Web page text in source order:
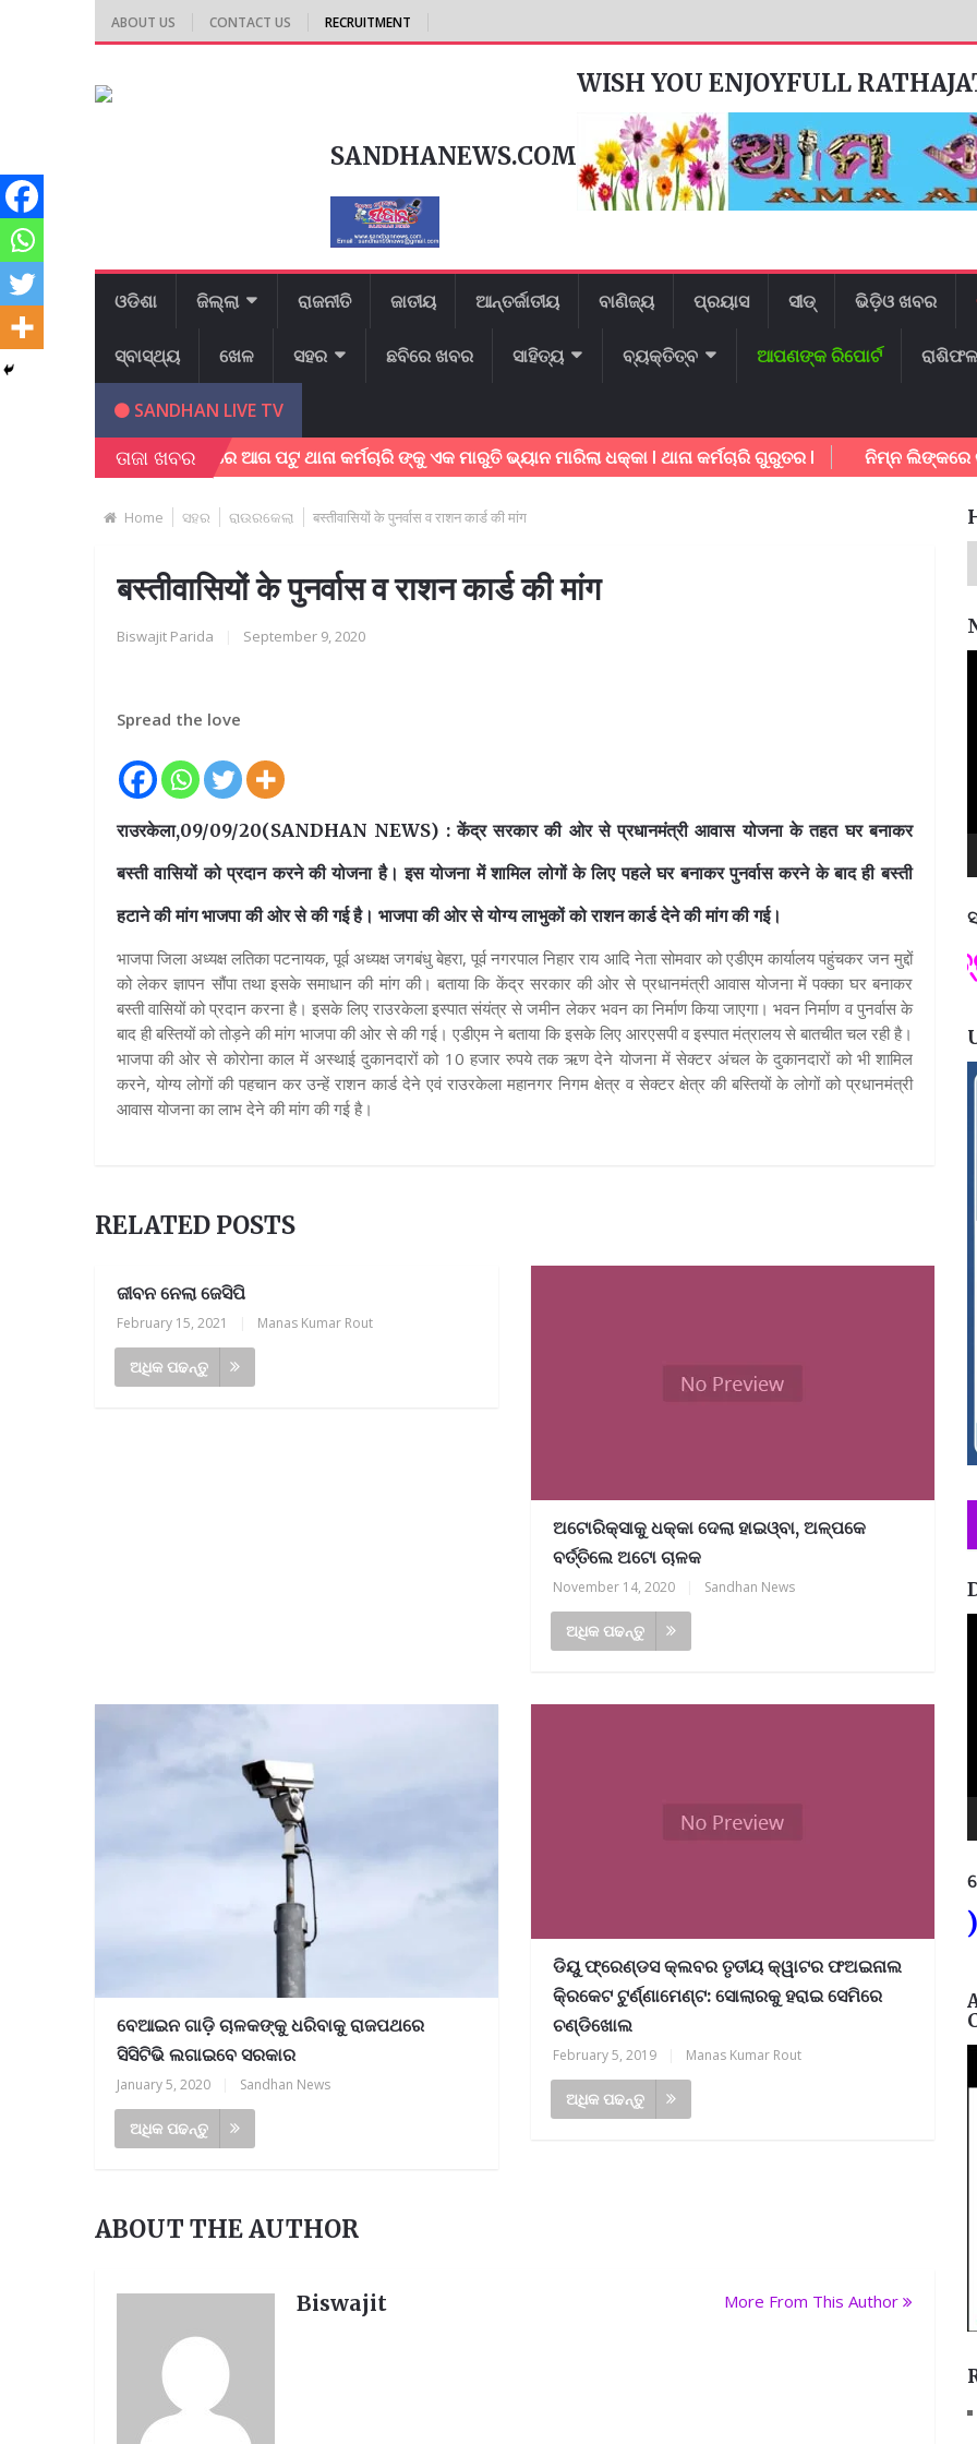
ABOUT US CONTACT US RECRUITMENT
WISH YOU ENJOYFULL
SANDHANEWS.COM
ଓଡିଶା ଜିଲ୍ଲା ରାଜନୀତି ଜାତୀୟ ଆନ୍ତର୍ଜାତୀୟ ବାଣିଜ୍ୟ ପ୍ରୟାସ ସୀଡ୍ ଭିଡ଼ିଓ ଖବର
ସ୍ବାସ୍ଥ୍ୟ ଖେଳ ସହର ଛବିରେ ଖବର ସାହିତ୍ୟ ବ୍ୟକ୍ତିତ୍ବ ଆପଣଙ୍କ ରିପୋର୍ଟ ରାଶିଫଳ
SANDHAN LIVE TV
ତାଜା ଖବର
ତଲସରା ଥାନା ସାମ୍ନା ରେ ଆଗ ପଟୁ ଥାନା କର୍ମଚାରି ଙ୍କୁ ଏକ ମାରୁତି ଭ୍ୟାନ ମାରିଲା ଧକ୍କା l ଥାନା କର୍ମଚାରି ଗୁରୁତର l ନିମ୍ନ ଲିଙ୍କରେ
Home ସହର ରାଉରକେଲା बस्तीवासियों के पुनर्वास व राशन कार्ड की मांग
बस्तीवासियों के पुनर्वास व राशन कार्ड की मांग
Biswajit Parida September 9, 2020
Spread the love
राउरकेला,09/09/20(SANDHAN NEWS) : केंद्र सरकार की ओर से प्रधानमंत्री आवास योजना के तहत घर बनाकर
बस्ती वासियों को प्रदान करने की योजना है। इस योजना में शामिल लोगों के लिए पहले घर बनाकर पुनर्वास करने के बाद ही बस्ती
हटाने की मांग भाजपा की ओर से की गई है। भाजपा की ओर से योग्य लाभुकों को राशन कार्ड देने की मांग की गई।
भाजपा जिला अध्यक्ष लतिका पटनायक, पूर्व अध्यक्ष जगबंधु बेहरा, पूर्व नगरपाल निहार राय आदि नेता सोमवार को एडीएम कार्यालय पहुंचकर जन मुद्दों
को लेकर ज्ञापन सौंपा तथा इसके समाधान की मांग की। बताया कि केंद्र सरकार की ओर से प्रधानमंत्री आवास योजना में पक्का घर बनाकर
बस्ती वासियों को प्रदान करना है। इसके लिए राउरकेला इस्पात संयंत्र से जमीन लेकर भवन का निर्माण किया जाएगा। भवन निर्माण व पुनर्वास के
बाद ही बस्तियों को तोड़ने की मांग भाजपा की ओर से की गई। एडीएम ने बताया कि इसके लिए आरएसपी व इस्पात मंत्रालय से बातचीत चल रही है।
भाजपा की ओर से कोरोना काल में अस्थाई दुकानदारों को 10 हजार रुपये तक ऋण देने योजना में सेक्टर अंचल के दुकानदारों को भी शामिल
करने, योग्य लोगों की पहचान कर उन्हें राशन कार्ड देने एवं राउरकेला महानगर निगम क्षेत्र व सेक्टर क्षेत्र की बस्तियों के लोगों को प्रधानमंत्री
आवास योजना का लाभ देने की मांग की गई है।
RELATED POSTS
ଜୀବନ ନେଲା ଜେସିପି
February 15, 2021 Manas Kumar Rout
ଅଧିକ ପଢନ୍ତୁ
ଅଟୋରିକ୍ସାକୁ ଧକ୍କା ଦେଲା ହାଇଓ୍ବା, ଅଳ୍ପକେ
ବର୍ତ୍ତିଲେ ଅଟୋ ଚାଳକ
November 14, 2020 Sandhan News
ଅଧିକ ପଢନ୍ତୁ
ବେଆଇନ ଗାଡ଼ି ଚାଳକଙ୍କୁ ଧରିବାକୁ ରାଜପଥରେ
ସିସିଟିଭି ଲଗାଇବେ ସରକାର
January 5, 2020 Sandhan News
ଅଧିକ ପଢନ୍ତୁ
ଡିୟୁ ଫ୍ରେଣ୍ଡସ କ୍ଲବର ତୃତୀୟ କ୍ୱାଟର ଫଅଇନାଲ
କି୍ରକେଟ ଟୁର୍ଣ୍ଣାମେଣ୍ଟ: ସୋଲାରକୁ ହରାଇ ସେମିରେ
ଚଣ୍ଡିଖୋଲ
February 5, 2019 Manas Kumar Rout
ଅଧିକ ପଢନ୍ତୁ
ABOUT THE AUTHOR
Biswajit More From This Author
ପଦ୍ମଶ୍ରୀ ଜୟନ୍ତ ମହାପାତ୍ର
ପ୍ରତିନିଧି ଆବଶ୍ୟକ, ଯୋଗାଯୋଗ-୯୪୩୭୮୧୯୩୭୫, ଶିକ୍ଷାଗତ ଯୋଗ୍ୟତା: +୩ (ସମ୍ମାନ)